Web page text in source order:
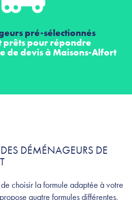
pré-sélectionnés
prêts pour répondre
de devis à Maisons-Alfort
DES DÉMÉNAGEURS DE
choisir la formule adaptée à votre
quatre formules différentes,